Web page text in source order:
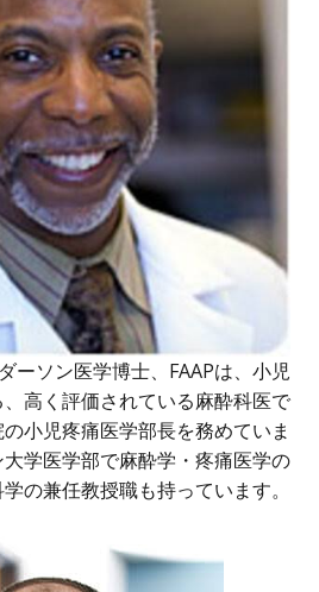
ーソン医学博士、FAAPは、小児
高く評価されている麻酔科医で
小児疼痛医学部長を務めていま
学医学部で麻酔学・疼痛医学の
の兼任教授職も持っています。